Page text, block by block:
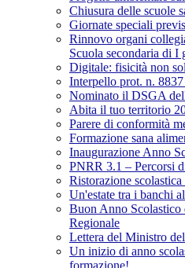
Chiusura delle scuole
Giornate speciali
Rinnovo organi
Scuola secondaria di I
Digitale: fisicità non
Interpello prot. n.
Nominato il DSGA
Abita il tuo territorio
Parere di conformità
Formazione sana
Inaugurazione Anno
PNRR 3.1 – Percorsi
Ristorazione
Un'estate tra i banchi
Buon Anno
Regionale
Lettera del Ministro
Un inizio di anno